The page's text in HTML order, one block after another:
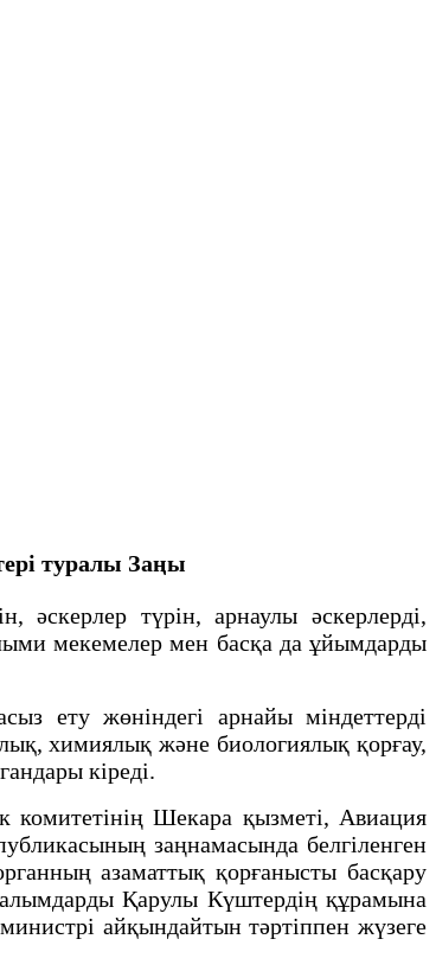
туралы Заңы
түрін, арнаулы əскерлердi,
мекемелер мен басқа да ұйымдарды
ету жөніндегі арнайы міндеттерді
химиялық жəне биологиялық қорғау,
кіреді.
Шекара қызметі, Авиация
заңнамасында белгіленген
азаматтық қорғанысты басқару
Қарулы Күштердің құрамына
айқындайтын тəртіппен жүзеге